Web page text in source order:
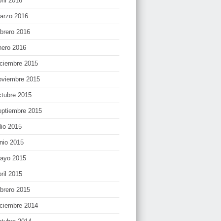
2016
2016
2016
2015
2015
2015
2015
2015
2015
2015
2015
2015
2014